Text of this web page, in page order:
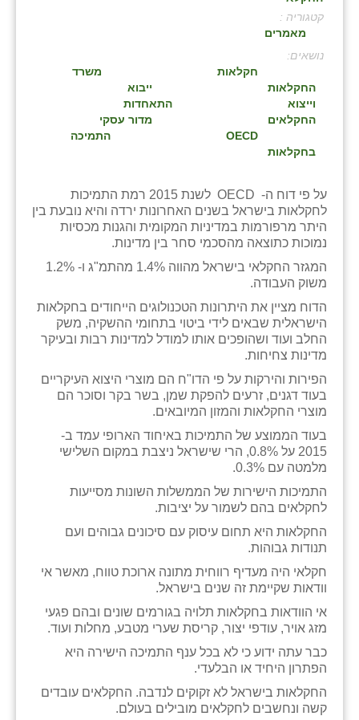
קטגוריה :
מאמרים
:
חקלאות
משרד
החקלאות
ייבוא
וייצוא
התאחדות
החקלאים
מדור עסקי
OECD
התמיכה
בחקלאות
על פי דוח ה- OECD לשנת 2015 רמת התמיכות
לחקלאות בישראל בשנים האחרונות ירדה והיא נובעת בין
היתר מרפורמות במדיניות המקומית והגנות מכסיות
נמוכות כתוצאה מהסכמי סחר בין מדינות.
המגזר החקלאי בישראל מהווה 1.4% מהתמ"ג ו- 1.2%
משוק העבודה.
הדוח מציין את היתרונות הטכנולוגים הייחודים בחקלאות
הישראלית שבאים לידי ביטוי בתחומי ההשקיה, משק
החלב ועוד ושהופכים אותו למודל למדינות רבות ובעיקר
מדינות צחיחות.
הפירות והירקות על פי הדו"ח הם מוצרי היצוא העיקריים
בעוד דגנים, זרעים להפקת שמן, בשר בקר וסוכר הם
מוצרי החקלאות והמזון המיובאים.
בעוד הממוצע של התמיכות באיחוד הארופי עמד ב-
2015 על 0.8%, הרי שישראל ניצבת במקום השלישי
מלמטה עם 0.3%.
התמיכות הישירות של הממשלות השונות מסייעות
לחקלאים בהם לשמור על יציבות.
החקלאות היא תחום עיסוק עם סיכונים גבוהים ועם
תנודות גבוהות.
חקלאי היה מעדיף רווחית מתונה ארוכת טווח, מאשר אי
וודאות שקיימת זה שנים בישראל.
אי הוודאות בחקלאות תלויה בגורמים שונים ובהם פגעי
מזג אויר, עודפי יצור, קריסת שערי מטבע, מחלות ועוד.
כבר עתה ידוע כי לא בכל ענף התמיכה הישירה היא
הפתרון היחיד או הבלעדי.
החקלאות בישראל לא זקוקים לנדבה. החקלאים עובדים
קשה ונחשבים לחקלאים מובילים בעולם.
בני ציון
בצרה
בקעות
ֿגבעת שפירא
גן הדרום
גני עם
גני יהודה
גנות
ורד יריחו
דקל
זוהר
הדר עם
חבצלת השרון
חמרה
חרב לאת
יבול (מורג)
יקנעם
יד השמונה
כפר אביב
כפר ביאליק